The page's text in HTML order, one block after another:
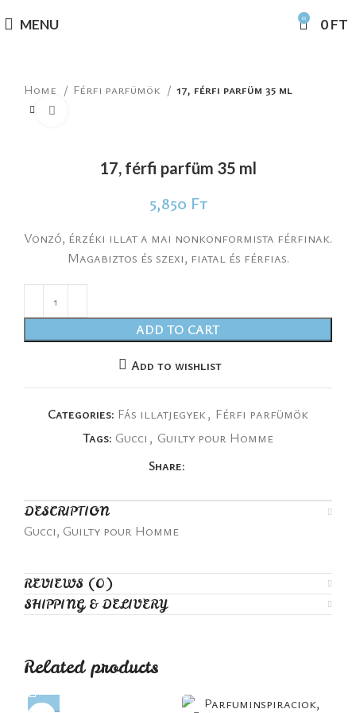
MENU 0 0FT
Home Férfi parfümök 17, férfi parfüm 35 ml
17, férfi parfüm 35 ml
5,850 Ft
Vonzó, érzéki illat a mai nonkonformista férfinak.
Magabiztos és szexi, fiatal és férfias.
ADD TO CART
Add to wishlist
Categories: Fás illatjegyek, Férfi parfümök
Tags: Gucci , Guilty pour Homme
Share:
DESCRIPTION
Gucci, Guilty pour Homme
REVIEWS (0)
SHIPPING & DELIVERY
Related products